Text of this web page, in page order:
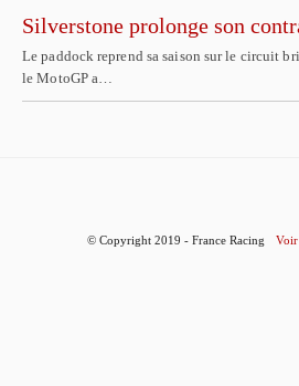
Silverstone prolonge son
Le paddock reprend sa saison sur le circuit
le MotoGP a…
© Copyright 2019 - France Racing Voir